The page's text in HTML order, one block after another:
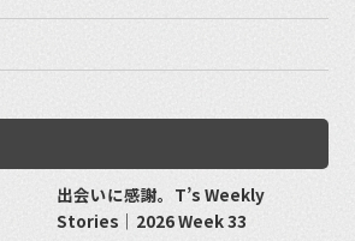
出会いに感謝。T’s Weekly
Stories｜2026 Week 33